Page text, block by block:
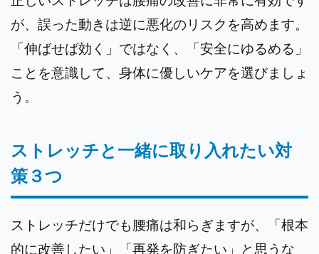
が、誤った動きは逆に悪化のリスクを高めます。
「伸ばせば効く」ではなく、「安全にゆるめる」
ことを意識して、身体に優しいケアを選びましょ
う。
ストレッチと一緒に取り入れたい対
策３つ
ストレッチだけでも腰痛は和らぎますが、「根本
的に改善したい」「再発を防ぎたい」と思うな